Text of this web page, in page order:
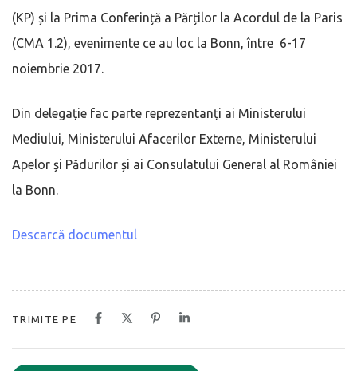
(KP) și la Prima Conferință a Părților la Acordul de la Paris
(CMA 1.2), evenimente ce au loc la Bonn, între 6-17
noiembrie 2017.
Din delegație fac parte reprezentanți ai Ministerului
Mediului, Ministerului Afacerilor Externe, Ministerului
Apelor și Pădurilor și ai Consulatului General al României
la Bonn.
Descarcă documentul
TRIMITE PE